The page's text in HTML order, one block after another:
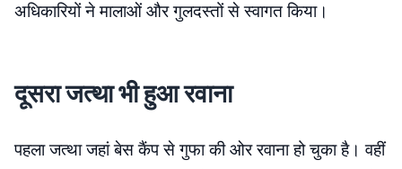
अधिकारियों ने मालाओं और गुलदस्तों से स्वागत किया।
दूसरा जत्था भी हुआ रवाना
पहला जत्था जहां बेस कैंप से गुफा की ओर रवाना हो चुका है। वहीं